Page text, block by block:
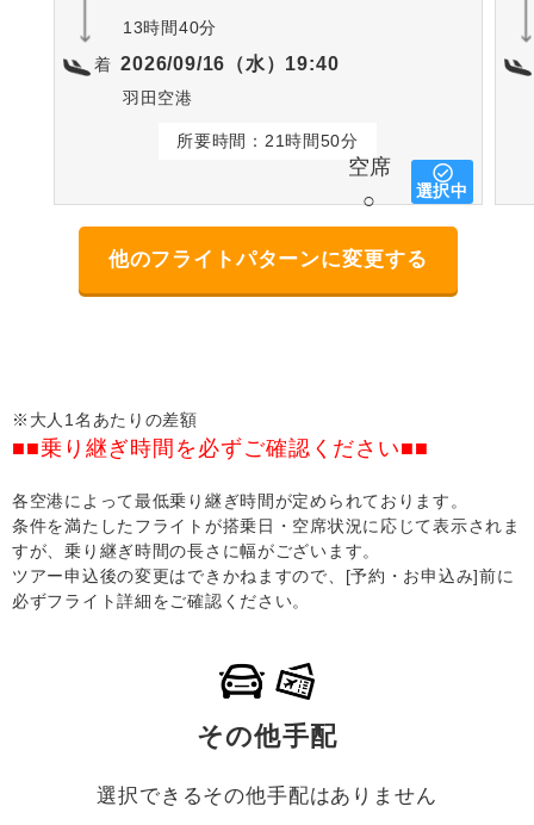
13時間40分
着 2026/09/16（水）19:40
羽田空港
所要時間：21時間50分
空席
○
選択中
他のフライトパターンに変更する
※大人1名あたりの差額
■■乗り継ぎ時間を必ずご確認ください■■
各空港によって最低乗り継ぎ時間が定められております。
条件を満たしたフライトが搭乗日・空席状況に応じて表示されま
すが、乗り継ぎ時間の長さに幅がございます。
ツアー申込後の変更はできかねますので、[予約・お申込み]前に
必ずフライト詳細をご確認ください。
その他手配
選択できるその他手配はありません